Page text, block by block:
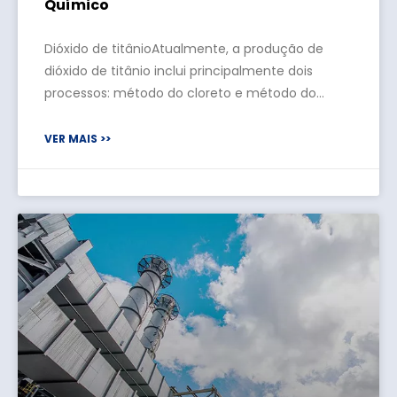
Químico
Dióxido de titânioAtualmente, a produção de
dióxido de titânio inclui principalmente dois
processos: método do cloreto e método do
pelo método do ácido sulfúrico é o agregado de
VER MAIS >>